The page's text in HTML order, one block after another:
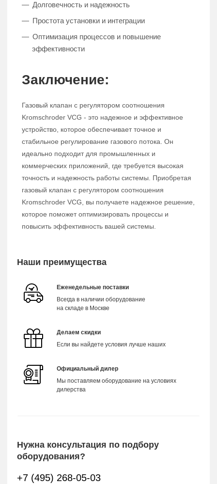
Долговечность и надежность
Простота установки и интеграции
Оптимизация процессов и повышение
эффективности
Заключение:
Газовый клапан с регулятором соотношения
Kromschroder VCG - это надежное и эффективное
устройство, которое обеспечивает точное и
стабильное регулирование газового потока. Он
идеально подходит для промышленных и
коммерческих приложений, где требуется высокая
точность и надежность работы системы. Приобретая
газовый клапан с регулятором соотношения
Kromschroder VCG, вы получаете надежное решение,
которое поможет оптимизировать процессы и
повысить эффективность вашей системы.
Наши преимущества
Еженедельные поставки
Всегда в наличии оборудование
на складе в Москве
Делаем скидки
Если вы найдете условия лучше наших
Официальный дилер
Мы поставляем оборудование на условиях
дилерства
Нужна консультация по подбору
оборудования?
+7 (495) 268-05-03